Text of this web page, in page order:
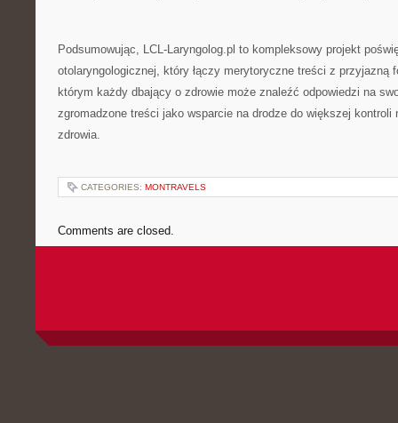
Podsumowując, LCL-Laryngolog.pl to kompleksowy projekt
otolaryngologicznej, który łączy merytoryczne treści z przyjazną
którym każdy dbający o zdrowie może znaleźć odpowiedzi na
zgromadzone treści jako wsparcie na drodze do większej kontroli
zdrowia.
CATEGORIES: MONTRAVELS
Comments are closed.